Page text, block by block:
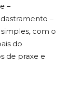
–
–
com o
do
de praxe e